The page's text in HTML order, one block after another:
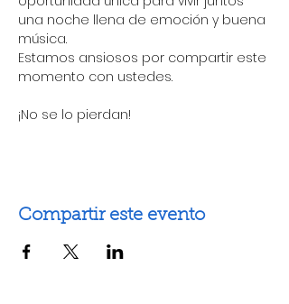
una noche llena de emoción y buena
música.
Estamos ansiosos por compartir este
momento con ustedes.
¡No se lo pierdan!
Compartir este evento